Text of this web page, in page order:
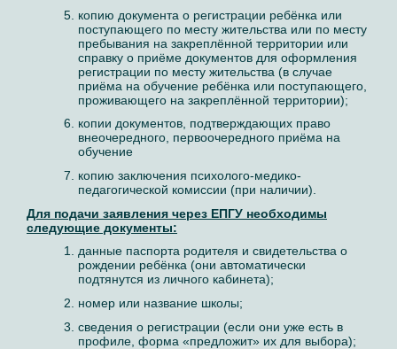
копию документа о регистрации ребёнка или
поступающего по месту жительства или по месту
пребывания на закреплённой территории или
справку о приёме документов для оформления
регистрации по месту жительства (в случае
приёма на обучение ребёнка или поступающего,
проживающего на закреплённой территории);
копии документов, подтверждающих право
внеочередного, первоочередного приёма на
обучение
копию заключения психолого-медико-
педагогической комиссии (при наличии).
Для подачи заявления через ЕПГУ необходимы
следующие документы:
данные паспорта родителя и свидетельства о
рождении ребёнка (они автоматически
подтянутся из личного кабинета);
номер или название школы;
сведения о регистрации (если они уже есть в
профиле, форма «предложит» их для выбора);